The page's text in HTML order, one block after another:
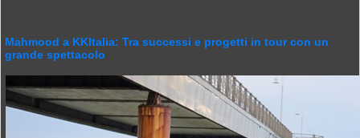
Mahmood a KKItalia: Tra successi e progetti in tour con un
grande spettacolo